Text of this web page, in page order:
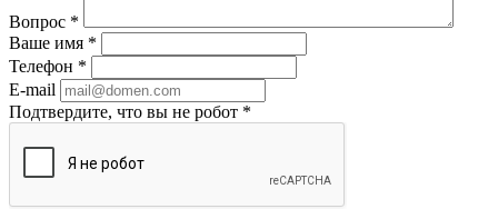
Вопрос *
Ваше имя *
Телефон *
E-mail
Подтвердите, что вы не робот *